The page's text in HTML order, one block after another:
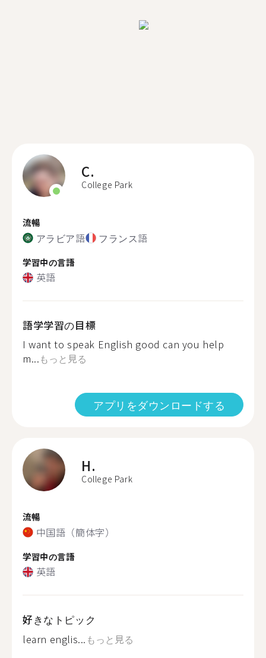
C.
College Park
流暢
アラビア語 フランス語
学習中の言語
英語
語学学習の目標
I want to speak English good can you help
m...もっと見る
アプリをダウンロードする
H.
College Park
流暢
中国語（簡体字）
学習中の言語
英語
好きなトピック
learn englis... もっと見る